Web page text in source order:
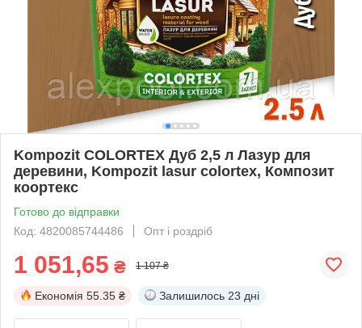
Kompozit COLORTEX Дуб 2,5 л Лазур для
деревини, Kompozit lasur colortex, Композит
коортекс
Готово до відправки
Код: 4820085744486
Опт і роздріб
1 051,65 ₴ 1 107 ₴
Економія 55.35 ₴ Залишилось 23 дні